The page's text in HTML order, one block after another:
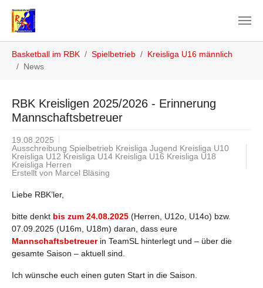
Basketball im RBK
Spielbetrieb
Kreisliga U16 männlich
News
RBK Kreisligen 2025/2026 - Erinnerung
Mannschaftsbetreuer
19.08.2025
Ausschreibung Spielbetrieb Kreisliga Jugend Kreisliga U10
Kreisliga U12 Kreisliga U14 Kreisliga U16 Kreisliga U18
Kreisliga Herren
Erstellt von Marcel Bläsing
Liebe RBK’ler,
bitte denkt bis zum 24.08.2025 (Herren, U12o, U14o) bzw.
07.09.2025 (U16m, U18m) daran, dass eure
Mannschaftsbetreuerin TeamSL hinterlegt und – über die
gesamte Saison – aktuell sind.
Ich wünsche euch einen guten Start in die Saison.